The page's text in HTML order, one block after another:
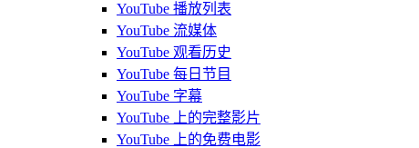
YouTube 播放列表
YouTube 流媒体
YouTube 观看历史
YouTube 每日节目
YouTube 字幕
YouTube 上的完整影片
YouTube 上的免费电影